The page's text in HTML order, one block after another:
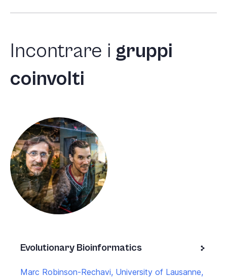
Incontrare i gruppi
coinvolti
Evolutionary Bioinformatics
Marc Robinson-Rechavi, University of Lausanne,